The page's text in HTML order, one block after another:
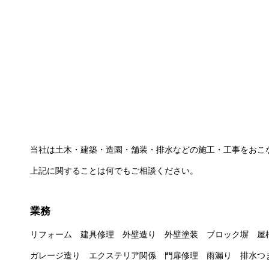
当社は土木・建築・造園・舗装・排水などの施工・工事をおこ
上記に関することは何でもご相談ください。
業務
リフォーム 建具修理 外壁造り 外壁塗装 ブロック塀
ガレージ造り エクステリア関係 門扉修理 雨漏り 排水